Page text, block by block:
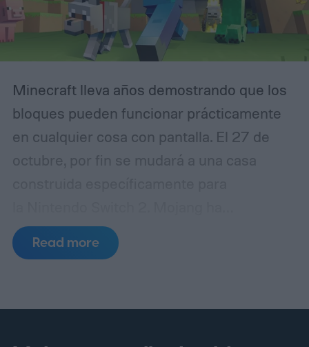
Minecraft lleva años demostrando que los
bloques pueden funcionar prácticamente
en cualquier cosa con pantalla. El 27 de
octubre, por fin se mudará a una casa
confirmado que la versión nativa de
Minecraft para Switch 2 se lanzará con
Read more